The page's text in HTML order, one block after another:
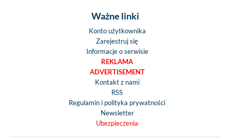
Ważne linki
Konto użytkownika
Zarejestruj się
Informacje o serwisie
REKLAMA
ADVERTISEMENT
Kontakt z nami
RSS
Regulamin i polityka prywatności
Newsletter
Ubezpieczenia